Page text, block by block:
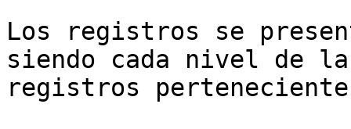
Los registros se
siendo cada nivel de
registros